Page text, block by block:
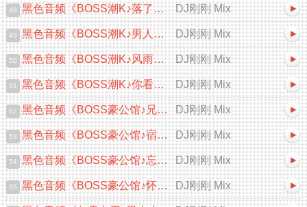
48 黑色音频《BOSS潮K♪落了白&风中的遗言♪中文跳舞大碟V2》DJ刚刚 Mix DJ刚刚 Mix
49 黑色音频《BOSS潮K♪男人的累自己体会♪中文跳舞大碟V2》DJ刚刚 Mix DJ刚刚 Mix
50 黑色音频《BOSS潮K♪风雨中的诺言♪中文跳舞大碟V2》DJ刚刚 Mix DJ刚刚 Mix
51 黑色音频《BOSS潮K♪你看你看月亮的脸♪首张中文跳舞大碟V2》DJ刚刚 Mix DJ刚刚 Mix
52 黑色音频《BOSS豪公馆♪兄弟咱们要一条心♪中文跳舞大碟V2》DJ刚刚 Mix DJ刚刚 Mix
53 黑色音频《BOSS豪公馆♪宿命&忘情忘爱♪中文跳舞大碟V2》DJ刚刚 Mix DJ刚刚 Mix
54 黑色音频《BOSS豪公馆♪忘情忘爱♪中文跳舞大碟V2》DJ刚刚 Mix DJ刚刚 Mix
55 黑色音频《BOSS豪公馆♪怀恋之夜♪英文跳舞大碟V2》DJ刚刚 Mix DJ刚刚 Mix